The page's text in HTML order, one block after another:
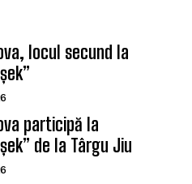
locul secund la
participă la
de la Târgu Jiu